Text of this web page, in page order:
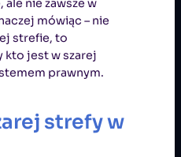
nie zawsze w
mówiąc – nie
strefie, to
kto jest w szarej
prawnym.
strefy w